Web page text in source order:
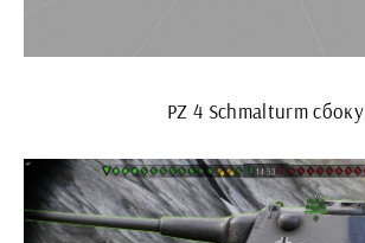
PZ 4 Schmalturm сбоку